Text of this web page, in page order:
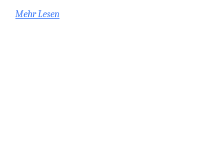
Mehr Lesen